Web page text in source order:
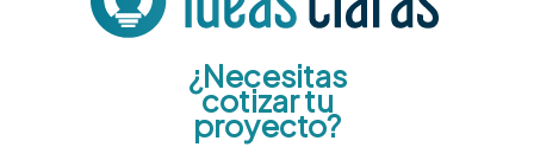
¿Necesitas
cotizar tu
proyecto?